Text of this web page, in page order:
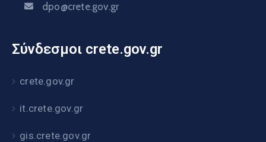
dpo@crete.gov.gr
Σύνδεσμοι crete.gov.gr
crete.gov.gr
it.crete.gov.gr
gis.crete.gov.gr